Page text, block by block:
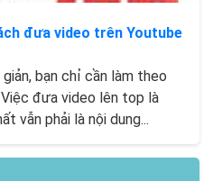
đưa video trên Youtube
bạn chỉ cần làm theo
đưa video lên top là
vẫn phải là nội dung...